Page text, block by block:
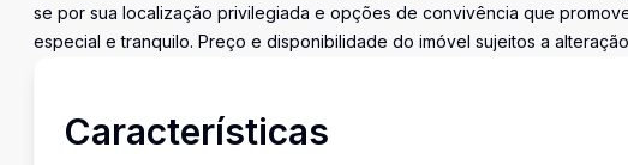
se por sua localização privilegiada e opções de convivência que
especial e tranquilo. Preço e disponibilidade do imóvel sujeitos a
Características